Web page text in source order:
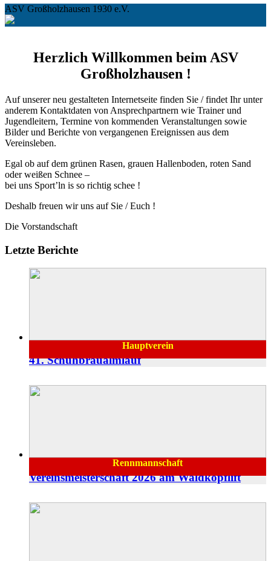
ASV Großholzhausen 1930 e.V.
Herzlich Willkommen beim ASV
Großholzhausen !
Auf unserer neu gestalteten Internetseite finden Sie / findet Ihr unter
anderem Kontaktdaten von Ansprechpartnern wie Trainer und
Jugendleitern, Termine von kommenden Veranstaltungen sowie
Bilder und Berichte von vergangenen Ereignissen aus dem
Vereinsleben.
Egal ob auf dem grünen Rasen, grauen Hallenboden, roten Sand
oder weißen Schnee –
bei uns Sport’ln is so richtig schee !
Deshalb freuen wir uns auf Sie / Euch !
Die Vorstandschaft
Letzte Berichte
41. Schuhbräualmlauf
Hauptverein
Vereinsmeisterschaft 2026 am Waldkopflift
Rennmannschaft